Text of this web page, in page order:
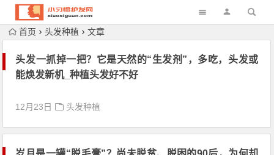
首页 头发种植 文章
头发一抓掉一把？它是天然的“生发剂”，多吃，头发或
能焕发新机_种植头发好不好
12月23日 头发种植